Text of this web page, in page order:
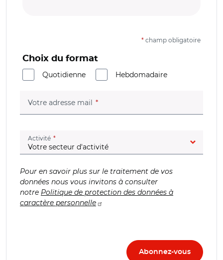
* champ obligatoire
Choix du format
Quotidienne
Hebdomadaire
Votre adresse mail (champ obligatoire)
Activité (champ obligatoire)
Pour en savoir plus sur le traitement de vos
données nous vous invitons à consulter
notre Politique de protection des données à
caractère personnelle